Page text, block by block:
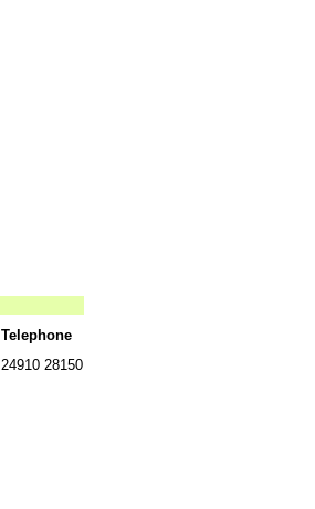
Telephone
24910 28150